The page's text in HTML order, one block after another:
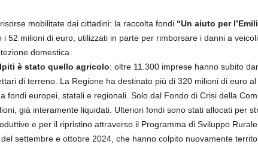
mobilitate dai cittadini: la raccolta fondi“Un aiuto per
i 52 milioni di euro, utilizzati in parte per rimborsare i danni a
domestica.
è stato quello agricolo: oltre 11.300 imprese hanno subito
di terreno. La Regione ha destinato più di 320 milioni di euro al
fondi europei, statali e regionali. Solo dal Fondo di Crisi della
già interamente liquidati. Ulteriori fondi sono stati allocati per
e per il ripristino attraverso il Programma di Sviluppo Rurale.
settembre e ottobre 2024, che hanno colpito nuovamente